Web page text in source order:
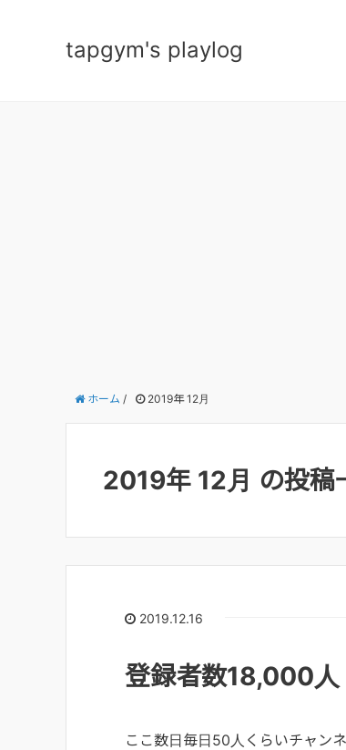
tapgym's playlog
ホーム / 2019年 12月
2019年 12月 の投稿
2019.12.16
登録者数18,000人
ここ数日毎日50人くらいチャン